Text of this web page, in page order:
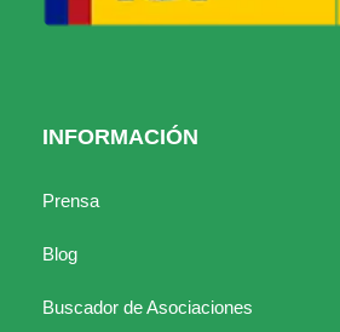
INFORMACIÓN
Prensa
Blog
Buscador de Asociaciones